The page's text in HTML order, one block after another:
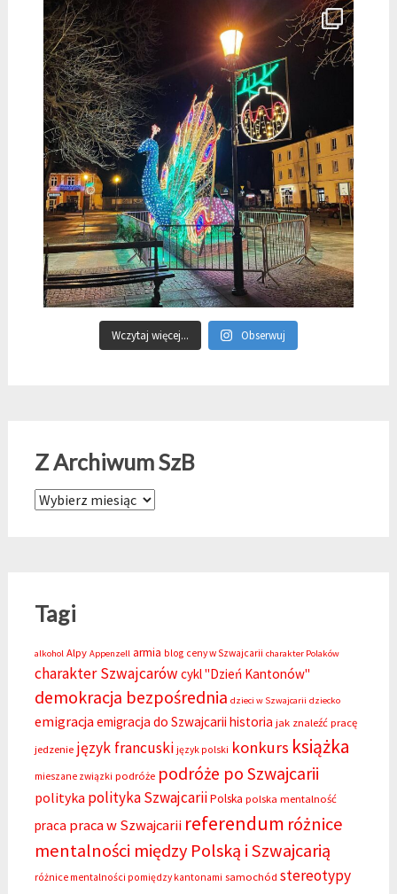
Wczytaj więcej... Obserwuj
Z Archiwum SzB
Z Archiwum SzB
Tagi
alkohol Alpy Appenzell armia blog ceny w Szwajcarii charakter Polaków
charakter Szwajcarów cykl "Dzień Kantonów"
demokracja bezpośrednia dzieci w Szwajcarii dziecko
emigracjaemigracja do Szwajcarii historia jak znaleźć pracę
jedzenie język francuski język polski konkurs książka
mieszane związki podróże podróże po Szwajcarii
polityka polityka SzwajcariiPolska polska mentalność
praca praca w Szwajcarii referendum różnice
mentalności między Polską i Szwajcarią
różnice mentalności pomiędzy kantonami samochód stereotypy